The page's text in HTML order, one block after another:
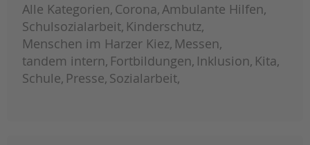
Alle Kategorien Corona Ambulante Hilfen
Schulsozialarbeit Kinderschutz
Menschen im Harzer Kiez Messen
tandem intern Fortbildungen Inklusion Kita
Schule Presse Sozialarbeit